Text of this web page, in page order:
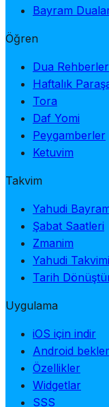
Bayram
Öğren
Dua
Haftalık
Tora
Daf Yomi
Peygamberler
Ketuvim
Takvim
Yahudi
Şabat Saatleri
Zmanim
Yahudi Takvimi
Tarih
Uygulama
iOS için indir
Android
Özellikler
Widgetlar
SSS